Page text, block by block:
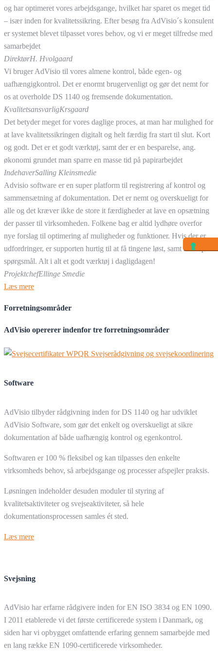
og har optimeret vores arbejdsgange, hvilket har sparet os meget tid
– især inden for kvalitetssikring. Efter besøg fra AdVisio´s konsulent
er systemet blevet tilpasset vores behov, og vi er meget tilfredse med
samarbejdet
DirektørH. Hvolgaard
Vi bruger AdVisio til vores almene kontrol, både egen- og
uafhængigkontrol. Det er enormt brugervenligt og gør det nemt for
os at overholde DS 1140 og fremsende dokumentation.
KvalitetsansvarligKrsgaard
Det betyder meget for vores daglige proces, at man har mulighed for
at lave kvalitetssikringen digitalt og helt færdig fra start til slut. Kort
og godt. Det er et godt værktøj, samt der er en besparelse, ang.
økonomi grundet man sparre en masse tid på papirarbejdet
IndehaverSalling Kleinsmedie
Advisio software er en super platform til registrering af kontrol og
sammensætning af dokumentation. Det er nemt og overskueligt for
alle og det kræver ikke de store it færdigheder at lave en opsætning
der passer til virksomheden. Folkene bag er altid lydhøre overfor
nye forslag til optimering af muligheder og funktioner. Hvis der er
udfordringer, er supporten hurtig til at få tingene løst, samt svare på
spørgsmål. Alt i alt et godt værktøj i dagligdagen!
ProjektchefEllinge Smedie
Læs mere
Forretningsområder
AdVisio opererer indenfor tre forretningsområder
Software
AdVisio tilbyder rådgivning inden for DS 1140 og har udviklet
AdVisio Software, som gør det enkelt og overskueligt at sikre
dokumentation af både uafhængig kontrol og egenkontrol.
Softwaren er 100 % fleksibel og kan tilpasses den enkelte
virksomheds behov, så arbejdsgange og processer afspejler praksis.
Løsningen indeholder desuden moduler til styring af
kvalitetsaktiviteter og svejseaktiviteter, så hele
dokumentationsprocessen samles ét sted.
Læs mere
Svejsning
AdVisio har erfarne rådgivere inden for EN ISO 3834 og EN 1090.
I 2011 etablerede vi det første certificerede system i Danmark, og
siden har vi opbygget omfattende erfaring gennem samarbejde med
en lang række EN 1090-certificerede virksomheder.